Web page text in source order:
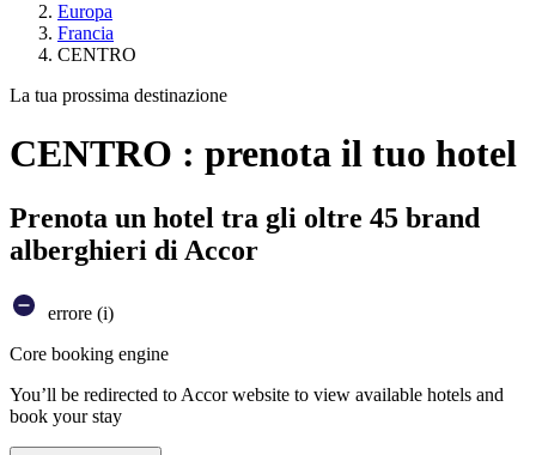
Europa
Francia
CENTRO
La tua prossima destinazione
CENTRO : prenota il tuo hotel
Prenota un hotel tra gli oltre 45 brand
alberghieri di Accor
errore (i)
Core booking engine
You’ll be redirected to Accor website to view available hotels and
book your stay